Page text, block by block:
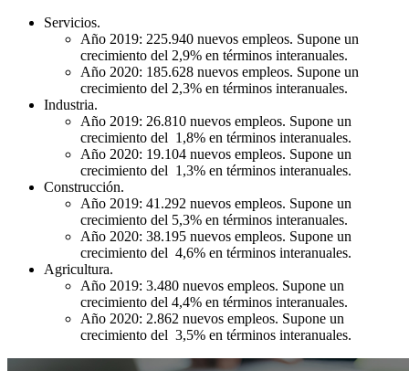
Servicios.
Año 2019: 225.940 nuevos empleos. Supone un
crecimiento del 2,9% en términos interanuales.
Año 2020: 185.628 nuevos empleos. Supone un
crecimiento del 2,3% en términos interanuales.
Industria.
Año 2019: 26.810 nuevos empleos. Supone un
crecimiento del 1,8% en términos interanuales.
Año 2020: 19.104 nuevos empleos. Supone un
crecimiento del 1,3% en términos interanuales.
Construcción.
Año 2019: 41.292 nuevos empleos. Supone un
crecimiento del 5,3% en términos interanuales.
Año 2020: 38.195 nuevos empleos. Supone un
crecimiento del 4,6% en términos interanuales.
Agricultura.
Año 2019: 3.480 nuevos empleos. Supone un
crecimiento del 4,4% en términos interanuales.
Año 2020: 2.862 nuevos empleos. Supone un
crecimiento del 3,5% en términos interanuales.